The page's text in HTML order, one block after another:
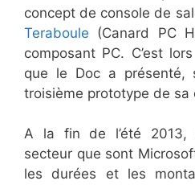
concept de console de
Teraboule (Canard PC
composant PC. C’est
que le Doc a présenté,
troisième prototype de sa
A la fin de l’été 2013,
secteur que sont
les durées et les